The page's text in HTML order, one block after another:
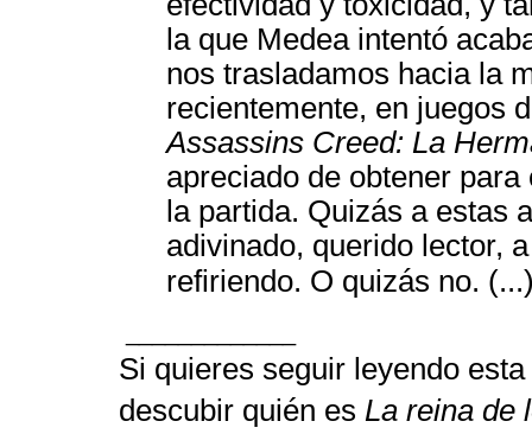
la que Medea intentó
nos trasladamos hacia la
recientemente, en juegos
Assassins Creed: La
apreciado de obtener
la partida. Quizás a estas
adivinado, querido lector,
refiriendo. O quizás no.
Si quieres seguir leyendo
descubir quién es La reina de